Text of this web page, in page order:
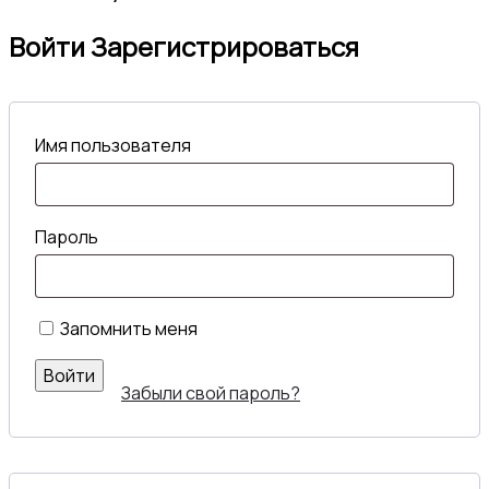
ВойтиЗарегистрироваться
Имя пользователя
Пароль
Запомнить меня
Войти
Забыли свой пароль?